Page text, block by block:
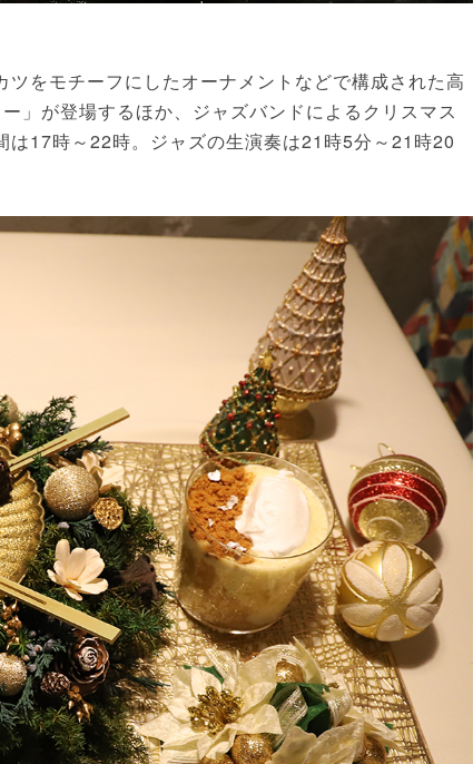
をモチーフにしたオーナメントなどで構成された高
」が登場するほか、ジャズバンドによるクリスマス
17時～22時。ジャズの生演奏は21時5分～21時20